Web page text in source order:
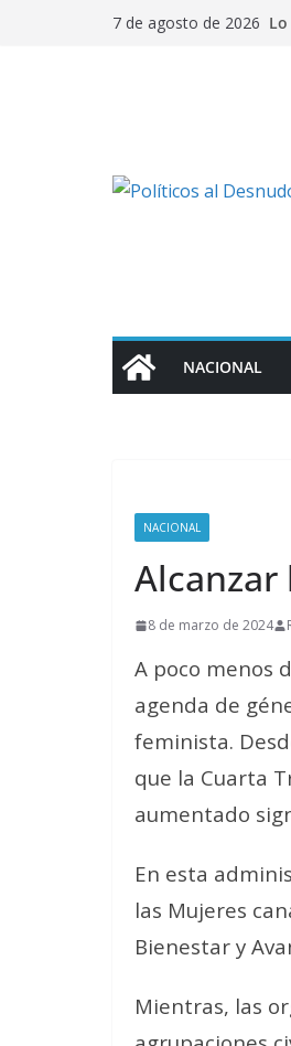
7 de agosto de 2026
NACIONAL
NACIONAL
Alcanzar
8 de marzo de 2024
A poco menos
agenda de
feminista.
que la Cuarta
aumentado
En esta
las Mujeres
Bienestar y
Mientras, las